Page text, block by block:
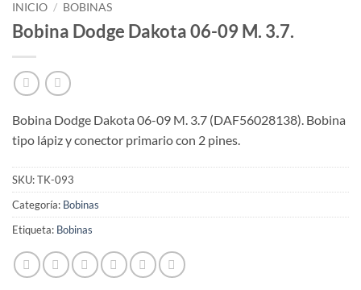
INICIO / BOBINAS
Bobina Dodge Dakota 06-09 M. 3.7.
Bobina Dodge Dakota 06-09 M. 3.7 (DAF56028138). Bobina
tipo lápiz y conector primario con 2 pines.
SKU:TK-093
Categoría: Bobinas
Etiqueta: Bobinas